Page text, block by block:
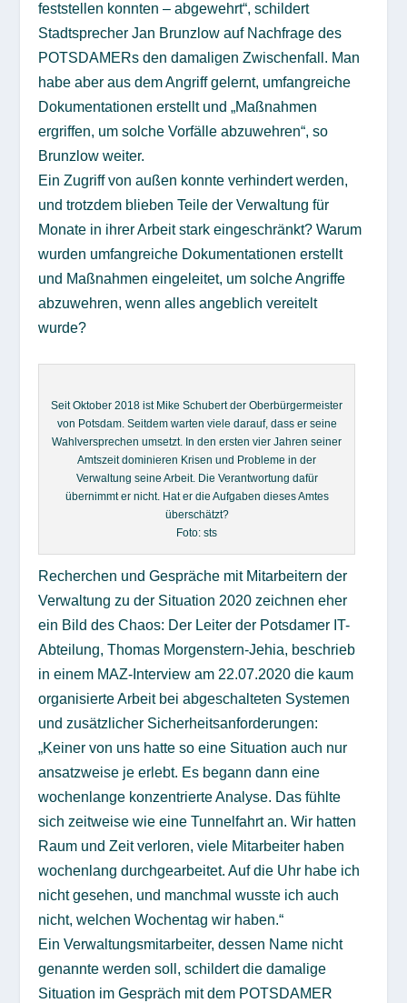
feststellen konnten – abgewehrt“, schildert
Stadtsprecher Jan Brunzlow auf Nachfrage des
POTSDAMERs den damaligen Zwischenfall. Man
habe aber aus dem Angriff gelernt, umfangreiche
Dokumentationen erstellt und „Maßnahmen
ergriffen, um solche Vorfälle abzuwehren“, so
Brunzlow weiter.
Ein Zugriff von außen konnte verhindert werden,
und trotzdem blieben Teile der Verwaltung für
Monate in ihrer Arbeit stark eingeschränkt? Warum
wurden umfangreiche Dokumentationen erstellt
und Maßnahmen eingeleitet, um solche Angriffe
abzuwehren, wenn alles angeblich vereitelt
wurde?
Seit Oktober 2018 ist Mike Schubert der Oberbürgermeister
von Potsdam. Seitdem warten viele darauf, dass er seine
Wahlversprechen umsetzt. In den ersten vier Jahren seiner
Amtszeit dominieren Krisen und Probleme in der
Verwaltung seine Arbeit. Die Verantwortung dafür
übernimmt er nicht. Hat er die Aufgaben dieses Amtes
überschätzt?
Foto: sts
Recherchen und Gespräche mit Mitarbeitern der
Verwaltung zu der Situation 2020 zeichnen eher
ein Bild des Chaos: Der Leiter der Potsdamer IT-
Abteilung, Thomas Morgenstern-Jehia, beschrieb
in einem MAZ-Interview am 22.07.2020 die kaum
organisierte Arbeit bei abgeschalteten Systemen
und zusätzlicher Sicherheitsanforderungen:
„Keiner von uns hatte so eine Situation auch nur
ansatzweise je erlebt. Es begann dann eine
wochenlange konzentrierte Analyse. Das fühlte
sich zeitweise wie eine Tunnelfahrt an. Wir hatten
Raum und Zeit verloren, viele Mitarbeiter haben
wochenlang durchgearbeitet. Auf die Uhr habe ich
nicht gesehen, und manchmal wusste ich auch
nicht, welchen Wochentag wir haben.“
Ein Verwaltungsmitarbeiter, dessen Name nicht
genannte werden soll, schildert die damalige
Situation im Gespräch mit dem POTSDAMER